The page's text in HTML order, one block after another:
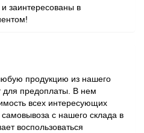
заинтересованы в
продукцию из нашего
для предоплаты. В нем
всех интересующих
с нашего склада в
воспользоваться